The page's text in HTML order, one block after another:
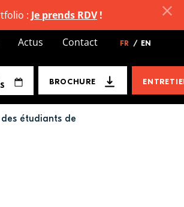
étudiants de
Actus Contact FR / EN
BROCHURE
: Je prends RDV!